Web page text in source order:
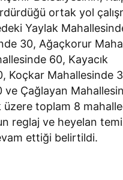
ortak yol
Yaylak
30, Ağaçkorur
60, Kayacık
Koçkar Mahallesinde
ve Çağlayan
toplam 8
reglaj ve heyelan
ettiği belirtildi.